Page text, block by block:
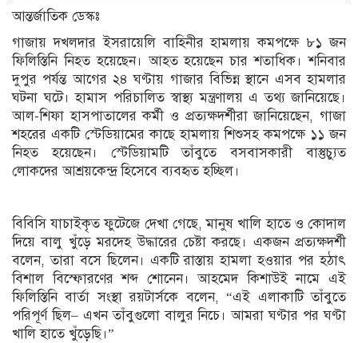
আন্তর্জাতিক ডেস্কঃ
গাজায় দখলদার ইসরায়েলি বাহিনীর হামলায় কমপক্ষে ৮১ জন
ফিলিস্তিনি নিহত হয়েছেন। আহত হয়েছেন চার শতাধিক। শনিবার
দুপুর পর্যন্ত আগের ২৪ ঘণ্টায় গাজার বিভিন্ন স্থানে এসব হামলার
ঘটনা ঘটে। হামাস পরিচালিত স্বাস্থ্য মন্ত্রণালয় এ তথ্য জানিয়েছে।
আল-শিফা হাসপাতালের কর্মী ও প্রত্যক্ষদর্শীরা জানিয়েছেন, গাজা
শহরের একটি স্টেডিয়ামের কাছে হামলায় শিশুসহ কমপক্ষে ১১ জন
নিহত হয়েছেন। স্টেডিয়ামটি তাঁবুতে বসবাসকারী বাস্তুচ্যুত
লোকদের আশ্রয়কেন্দ্র হিসেবে ব্যবহৃত হচ্ছিল।
বিবিসি যাচাইকৃত ফুটেজে দেখা গেছে, মানুষ খালি হাতে ও কোদাল
দিয়ে বালু খুঁড়ে মরদেহ উদ্ধারের চেষ্টা করছে। একজন প্রত্যক্ষদর্শী
বলেন, তারা বসে ছিলেন। একটি রাস্তায় হামলা হওয়ার পর হঠাৎ
বিশাল বিস্ফোরণের শব্দ শোনেন। আহমেদ কিশাউই নামে এই
ফিলিস্তিনি বার্তা সংস্থা রয়টার্সকে বলেন, “এই এলাকাটি তাঁবুতে
পরিপূর্ণ ছিল– এখন তাঁবুগুলো বালুর নিচে। আমরা ঘণ্টার পর ঘণ্টা
খালি হাতে খুঁড়েছি।”